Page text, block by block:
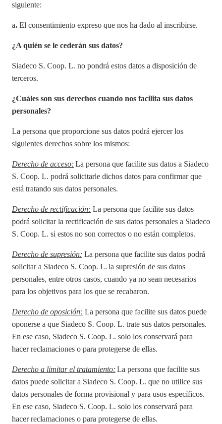
siguiente:
a. El consentimiento expreso que nos ha dado al inscribirse.
¿A quién se le cederán sus datos?
Siadeco S. Coop. L. no pondrá estos datos a disposición de
terceros.
¿Cuáles son sus derechos cuando nos facilita sus datos
personales?
La persona que proporcione sus datos podrá ejercer los
siguientes derechos sobre los mismos:
Derecho de acceso: La persona que facilite sus datos a Siadeco
S. Coop. L. podrá solicitarle dichos datos para confirmar que
está tratando sus datos personales.
Derecho de rectificación: La persona que facilite sus datos
podrá solicitar la rectificación de sus datos personales a Siadeco
S. Coop. L. si estos no son correctos o no están completos.
Derecho de supresión: La persona que facilite sus datos podrá
solicitar a Siadeco S. Coop. L. la supresión de sus datos
personales, entre otros casos, cuando ya no sean necesarios
para los objetivos para los que se recabaron.
Derecho de oposición: La persona que facilite sus datos puede
oponerse a que Siadeco S. Coop. L. trate sus datos personales.
En ese caso, Siadeco S. Coop. L. solo los conservará para
hacer reclamaciones o para protegerse de ellas.
Derecho a limitar el tratamiento: La persona que facilite sus
datos puede solicitar a Siadeco S. Coop. L. que no utilice sus
datos personales de forma provisional y para usos específicos.
En ese caso, Siadeco S. Coop. L. solo los conservará para
hacer reclamaciones o para protegerse de ellas.